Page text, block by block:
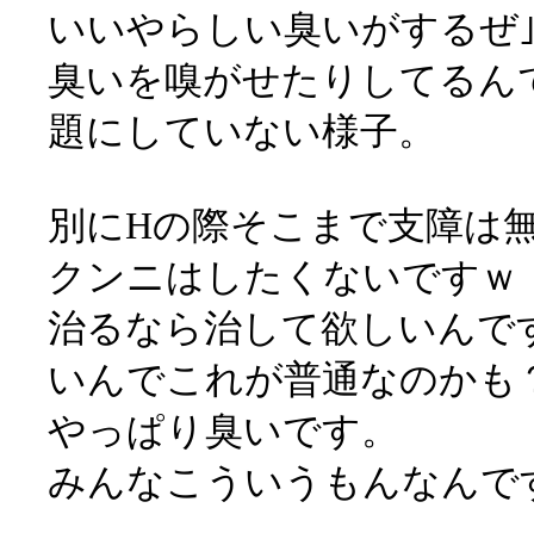
いいやらしい臭いがするぜ
臭いを嗅がせたりしてるん
題にしていない様子。
別にHの際そこまで支障は
クンニはしたくないですｗ
治るなら治して欲しいん
いんでこれが普通なのかも
やっぱり臭いです。
みんなこういうもんなんで